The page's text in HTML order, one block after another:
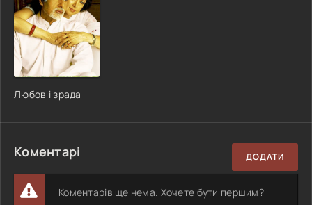
Любов і зрада
Коментарі ДОДАТИ
Коментарів ще нема. Хочете бути першим?